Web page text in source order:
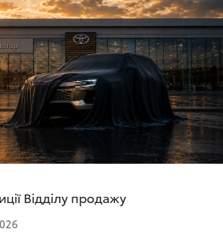
Відділу продажу